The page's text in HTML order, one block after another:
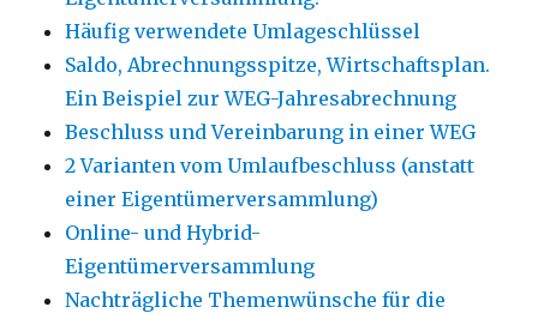
Häufig verwendete Umlageschlüssel
Saldo, Abrechnungsspitze, Wirtschaftsplan.
Ein Beispiel zur WEG-Jahresabrechnung
Beschluss und Vereinbarung in einer WEG
2 Varianten vom Umlaufbeschluss (anstatt
einer Eigentümerversammlung)
Online- und Hybrid-
Eigentümerversammlung
Nachträgliche Themenwünsche für die